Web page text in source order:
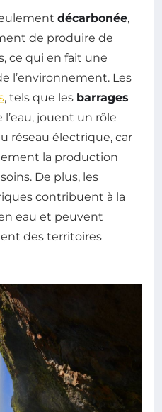
décarbonée,
de produire de
ce qui en fait une
l’environnement. Les
, tels que les barrages
l’eau, jouent un rôle
réseau électrique, car
la production
De plus, les
contribuent à la
eau et peuvent
des territoires